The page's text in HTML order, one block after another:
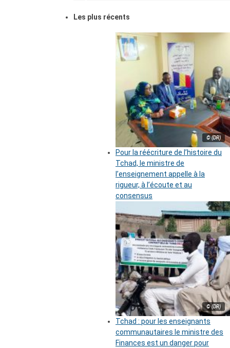
Les plus récents
© (DR)
Pour la réécriture de l’histoire du
Tchad, le ministre de
l’enseignement appelle à la
rigueur, à l’écoute et au
consensus
© (DR)
Tchad : pour les enseignants
communautaires le ministre des
Finances est un danger pour